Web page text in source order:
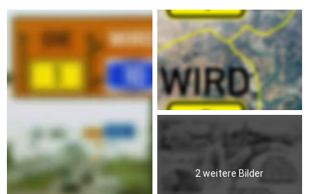
2 weitere Bilder